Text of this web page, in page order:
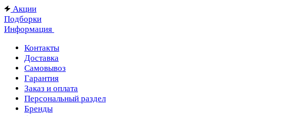
Акции
Подборки
Информация
Контакты
Доставка
Самовывоз
Гарантия
Заказ и оплата
Персональный раздел
Бренды